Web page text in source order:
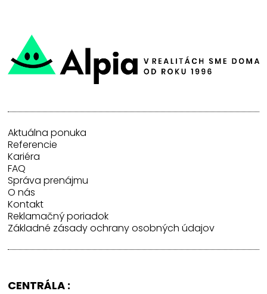
Aktuálna ponuka
Referencie
Kariéra
FAQ
Správa prenájmu
O nás
Kontakt
Reklamačný poriadok
Základné zásady ochrany osobných údajov
CENTRÁLA :